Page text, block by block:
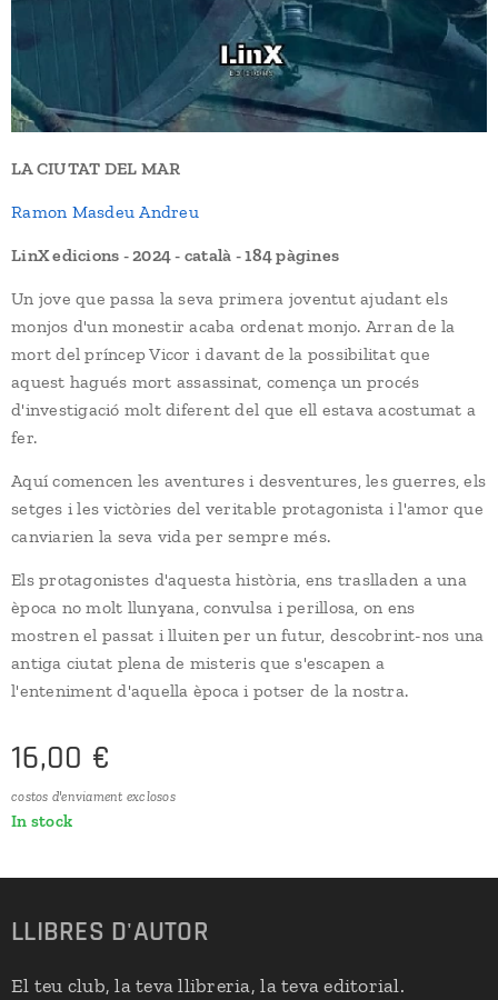
LA CIUTAT DEL MAR
Ramon Masdeu Andreu
LinX edicions - 2024 - català - 184 pàgines
Un jove que passa la seva primera joventut ajudant els
monjos d'un monestir acaba ordenat monjo. Arran de la
mort del príncep Vicor i davant de la possibilitat que
aquest hagués mort assassinat, comença un procés
d'investigació molt diferent del que ell estava acostumat a
fer.
Aquí comencen les aventures i desventures, les guerres, els
setges i les victòries del veritable protagonista i l'amor que
canviarien la seva vida per sempre més.
Els protagonistes d'aquesta història, ens traslladen a una
època no molt llunyana, convulsa i perillosa, on ens
mostren el passat i lluiten per un futur, descobrint-nos una
antiga ciutat plena de misteris que s'escapen a
l'enteniment d'aquella època i potser de la nostra.
16,00 €
costos d'enviament exclosos
In stock
LLIBRES D'AUTOR
El teu club, la teva llibreria, la teva editorial.